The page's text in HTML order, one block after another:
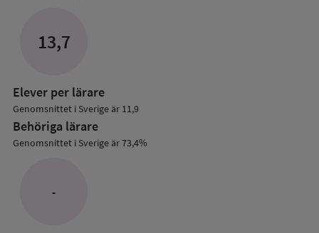
13,7
Elever per lärare
Genomsnittet i Sverige är 11,9
Behöriga lärare
Genomsnittet i Sverige är 73,4%
-